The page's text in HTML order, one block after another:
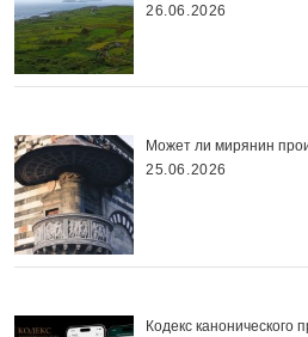
26.06.2026
Может ли мирянин
25.06.2026
Кодекс канонического